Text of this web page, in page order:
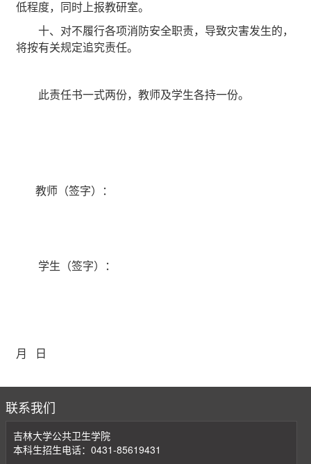
低程度，同时上报教研室。
十、对不履行各项消防安全职责，导致灾害发生的，
将按有关规定追究责任。
此责任书一式两份，教师及学生各持一份。
教师（签字）：
学生（签字）：
月 日
联系我们
吉林大学公共卫生学院
本科生招生电话：0431-85619431